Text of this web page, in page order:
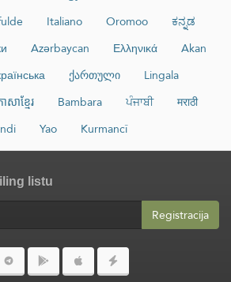
Italiano Oromoo
ಕನ್ನಡ
Azərbaycan Ελληνικά
Akan
ქართული
Lingala
សាខ្មែរ Bambara ਪੰਜਾਬੀ
मराठी
Yao Kurmancî
listu
Registracija